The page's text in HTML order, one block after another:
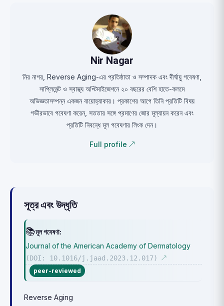
Nir Nagar
নির নাগর, Reverse Aging-এর প্রতিষ্ঠাতা ও সম্পাদক এবং দীর্ঘায়ু গবেষণা,
সাপ্লিমেন্ট ও স্বাস্থ্য অপ্টিমাইজেশনে ২০ বছরের বেশি হাতে-কলমে
অভিজ্ঞতাসম্পন্ন একজন বায়োহ্যাকার। প্রকাশের আগে তিনি প্রতিটি বিষয়
গভীরভাবে গবেষণা করেন, সততার সঙ্গে প্রমাণের জোর মূল্যায়ন করেন এবং
প্রতিটি নিবন্ধে মূল গবেষণার লিংক দেন।
Full profile ↗
সূত্র এবং উদ্ধৃতি
📚মূল গবেষণা:
Journal of the American Academy of Dermatology
(DOI: 10.1016/j.jaad.2023.12.017)
↗
peer-reviewed
Reverse Aging